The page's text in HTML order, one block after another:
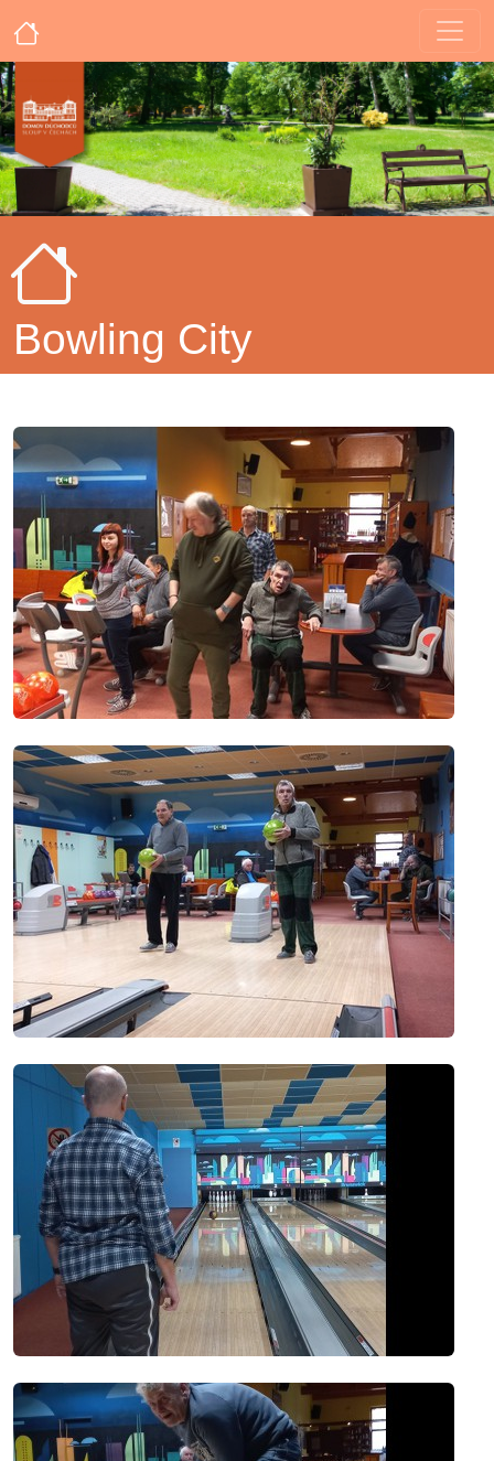
Bowling City